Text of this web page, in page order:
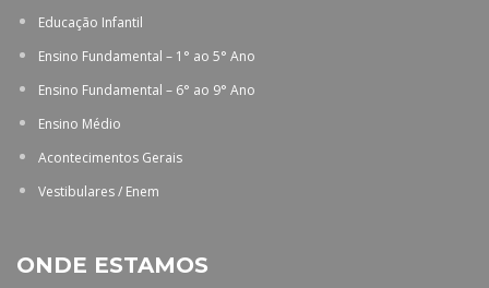
Educação Infantil
Ensino Fundamental – 1° ao 5° Ano
Ensino Fundamental – 6° ao 9° Ano
Ensino Médio
Acontecimentos Gerais
Vestibulares / Enem
ONDE ESTAMOS